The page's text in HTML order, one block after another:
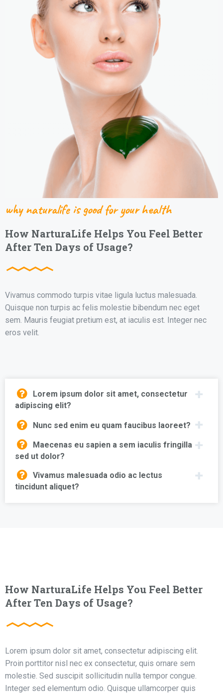
why naturalife is good for your health
How NarturaLife Helps You Feel Better
After Ten Days of Usage?
Vivamus commodo turpis vitae ligula luctus malesuada.
Quisque non turpis ac felis molestie bibendum nec eget
sem. Mauris feugiat pretium est, at iaculis est. Integer nec
eros velit.
Lorem ipsum dolor sit amet, consectetur
adipiscing elit?
Nunc sed enim eu quam faucibus laoreet?
Maecenas eu sapien a sem iaculis fringilla
sed ut dolor?
Vivamus malesuada odio ac lectus
tincidunt aliquet?
How NarturaLife Helps You Feel Better
After Ten Days of Usage?
Lorem ipsum dolor sit amet, consectetur adipiscing elit.
Proin porttitor nisl nec ex consectetur, quis ornare sem
molestie. Sed suscipit sollicitudin nulla tempor congue.
Integer sed elementum odio. Quisque ullamcorper quis